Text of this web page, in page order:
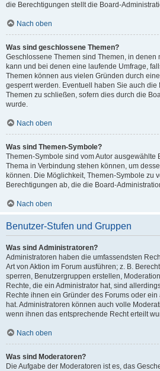
die Berechtigungen stellt die Board-
Nach oben
Was sind geschlossene Themen?
Geschlossene Themen sind Themen, in denen
kann und bei denen eine laufende Umfrage,
Themen können aus vielen Gründen durch
gesperrt werden. Eventuell haben Sie auch die
Themen zu schließen, sofern dies durch die
wurde.
Nach oben
Was sind Themen-Symbole?
Themen-Symbole sind vom Autor ausgewählte
Thema in Verbindung stehen können, um
können. Die Möglichkeit, Themen-Symbole zu
Berechtigungen ab, die die Board-
Nach oben
Benutzer-Stufen und Gruppen
Was sind Administratoren?
Administratoren haben die umfassendsten
Art von Aktion im Forum ausführen; z. B.
sperren, Benutzergruppen erstellen,
Rechte, die ein Administrator hat, sind
Rechte ihnen ein Gründer des Forums oder
hat. Administratoren können auch volle
wenn ihnen das entsprechende Recht erteilt
Nach oben
Was sind Moderatoren?
Die Aufgabe der Moderatoren ist es, das